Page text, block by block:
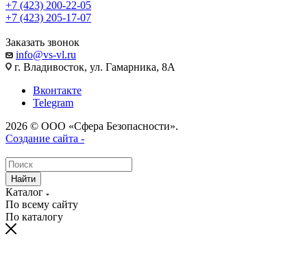
+7 (423) 200-22-05
+7 (423) 205-17-07
Заказать звонок
info@vs-vl.ru
г. Владивосток, ул. Гамарника, 8А
Вконтакте
Telegram
2026 © ООО «Сфера Безопасности».
Создание сайта -
Найти
Каталог
По всему сайту
По каталогу